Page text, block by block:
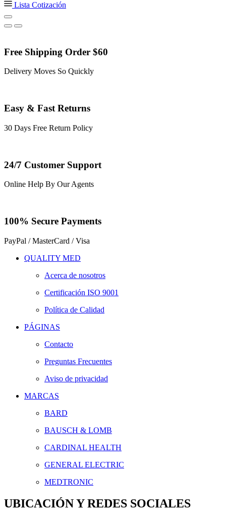
Lista Cotización
Free Shipping Order $60
Delivery Moves So Quickly
Easy & Fast Returns
30 Days Free Return Policy
24/7 Customer Support
Online Help By Our Agents
100% Secure Payments
PayPal / MasterCard / Visa
QUALITY MED
Acerca de nosotros
Certificación ISO 9001
Política de Calidad
PÁGINAS
Contacto
Preguntas Frecuentes
Aviso de privacidad
MARCAS
BARD
BAUSCH & LOMB
CARDINAL HEALTH
GENERAL ELECTRIC
MEDTRONIC
UBICACIÓN Y REDES SOCIALES